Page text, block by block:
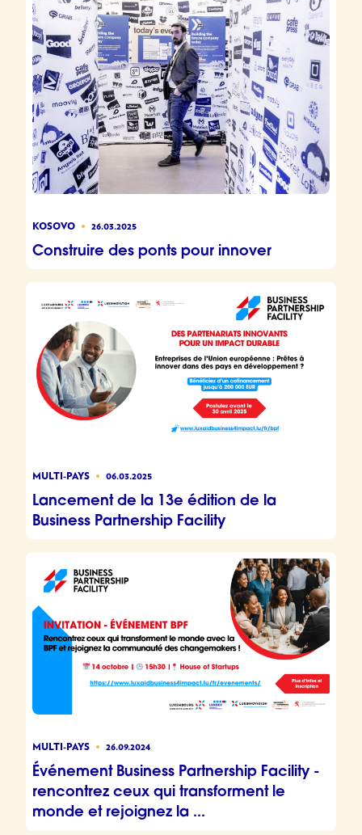
KOSOVO 26.03.2025
Construire des ponts pour innover
MULTI-PAYS 06.03.2025
Lancement de la 13e édition de la
Business Partnership Facility
MULTI-PAYS 26.09.2024
Événement Business Partnership Facility -
rencontrez ceux qui transforment le
monde et rejoignez la ...